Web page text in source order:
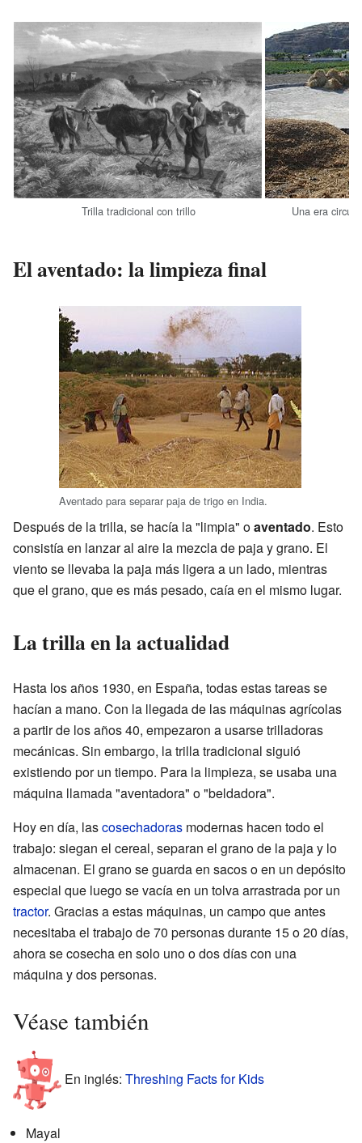
Trilla tradicional con trillo Una era
El aventado: la limpieza final
Aventado para separar paja de trigo en India.
Después de la trilla, se hacía la "limpia" oaventado. Esto
consistía en lanzar al aire la mezcla de paja y grano. El
viento se llevaba la paja más ligera a un lado, mientras
que el grano, que es más pesado, caía en el mismo lugar.
La trilla en la actualidad
Hasta los años 1930, en España, todas estas tareas se
hacían a mano. Con la llegada de las máquinas agrícolas
a partir de los años 40, empezaron a usarse trilladoras
mecánicas. Sin embargo, la trilla tradicional siguió
existiendo por un tiempo. Para la limpieza, se usaba una
máquina llamada "aventadora" o "beldadora".
Hoy en día, lascosechadoras modernas hacen todo el
trabajo: siegan el cereal, separan el grano de la paja y lo
almacenan. El grano se guarda en sacos o en un depósito
especial que luego se vacía en un tolva arrastrada por un
tractor. Gracias a estas máquinas, un campo que antes
necesitaba el trabajo de 70 personas durante 15 o 20 días,
ahora se cosecha en solo uno o dos días con una
máquina y dos personas.
Véase también
En inglés: Threshing Facts for Kids
Mayal